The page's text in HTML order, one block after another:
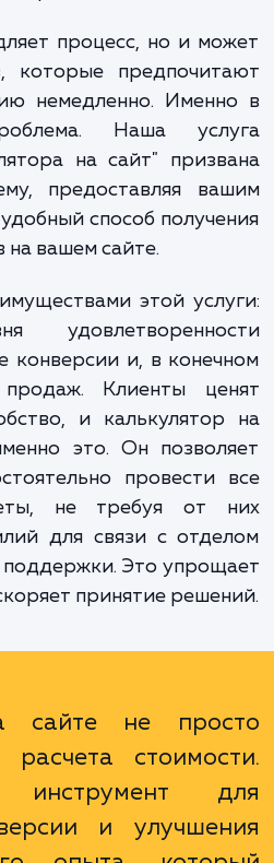
были бы
в службу
предложений.
процесс, но и
которые
немедленно.
Наша
на сайт"
предоставляя
удобный способ
на вашем сайте.
этой
конверсии и, в
продаж. Клиенты
и
провести
для связи с
поддержки. Это
принятие